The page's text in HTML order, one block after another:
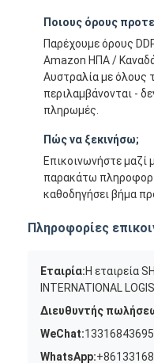
Ποιους όρους
Παρέχουμε όρους
Amazon ΗΠΑ /
Αυστραλία με όλους
περιλαμβάνονται -
πληρωμές.
Πώς να ξεκινήσω;
Επικοινωνήστε μαζί
παρακάτω
καθοδηγήσει βήμα
Πληροφορίες
Εταιρία:Η εταιρεία
INTERNATIONAL
Διευθυντής
WeChat:13316843695
WhatsApp: